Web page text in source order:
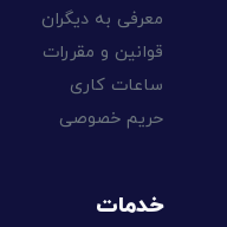
معرفی به دیگران
قوانین و مقررات
ساعات کاری
حریم خصوصی
خدمات